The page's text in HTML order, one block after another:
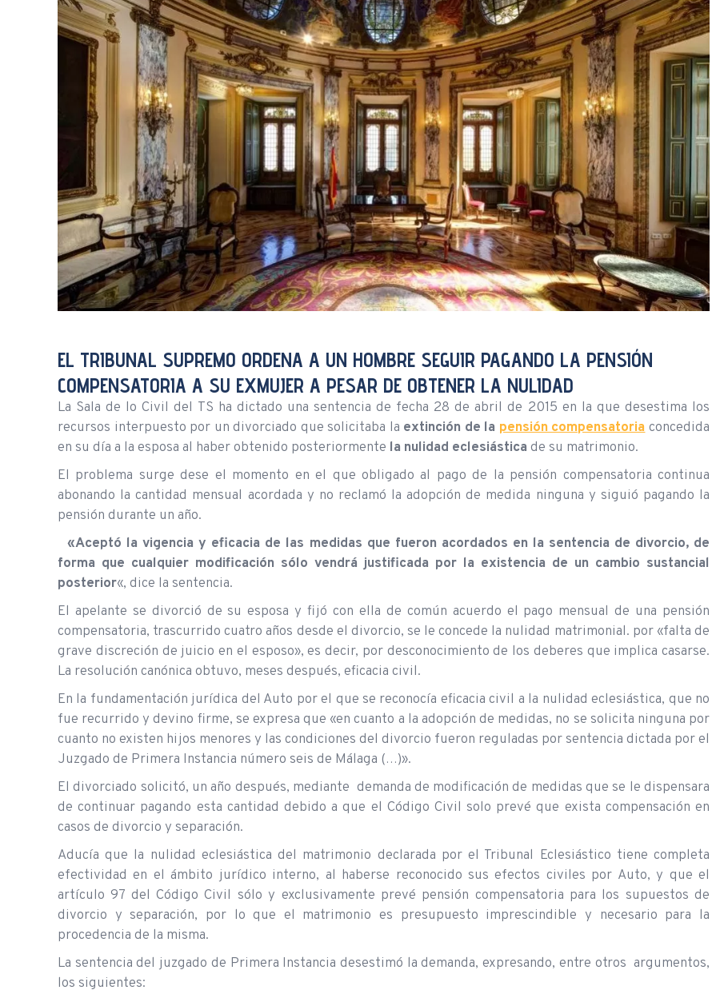
EL TRIBUNAL SUPREMO ORDENA A UN HOMBRE SEGUIR PAGANDO LA PENSIÓN
COMPENSATORIA A SU EXMUJER A PESAR DE OBTENER LA NULIDAD
La Sala de lo Civil del TS ha dictado una sentencia de fecha 28 de abril de 2015 en la que desestima los
recursos interpuesto por un divorciado que solicitaba la extinción de la pensión compensatoriaconcedida
en su día a la esposa al haber obtenido posteriormente la nulidad eclesiástica de su matrimonio.
El problema surge dese el momento en el que obligado al pago de la pensión compensatoria continua
abonando la cantidad mensual acordada y no reclamó la adopción de medida ninguna y siguió pagando la
pensión durante un año.
«Aceptó la vigencia y eficacia de las medidas que fueron acordados en la sentencia de divorcio, de
forma que cualquier modificación sólo vendrá justificada por la existencia de un cambio sustancial
posterior«, dice la sentencia.
El apelante se divorció de su esposa y fijó con ella de común acuerdo el pago mensual de una pensión
compensatoria, trascurrido cuatro años desde el divorcio, se le concede la nulidad matrimonial. por «falta de
grave discreción de juicio en el esposo», es decir, por desconocimiento de los deberes que implica casarse.
La resolución canónica obtuvo, meses después, eficacia civil.
En la fundamentación jurídica del Auto por el que se reconocía eficacia civil a la nulidad eclesiástica, que no
fue recurrido y devino firme, se expresa que «en cuanto a la adopción de medidas, no se solicita ninguna por
cuanto no existen hijos menores y las condiciones del divorcio fueron reguladas por sentencia dictada por el
Juzgado de Primera Instancia número seis de Málaga (…)».
El divorciado solicitó, un año después, mediante demanda de modificación de medidas que se le dispensara
de continuar pagando esta cantidad debido a que el Código Civil solo prevé que exista compensación en
casos de divorcio y separación.
Aducía que la nulidad eclesiástica del matrimonio declarada por el Tribunal Eclesiástico tiene completa
efectividad en el ámbito jurídico interno, al haberse reconocido sus efectos civiles por Auto, y que el
artículo 97 del Código Civil sólo y exclusivamente prevé pensión compensatoria para los supuestos de
divorcio y separación, por lo que el matrimonio es presupuesto imprescindible y necesario para la
procedencia de la misma.
La sentencia del juzgado de Primera Instancia desestimó la demanda, expresando, entre otros argumentos,
los siguientes: